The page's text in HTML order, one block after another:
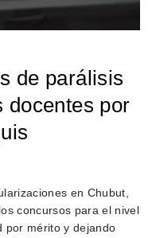
de parálisis
docentes por
en Chubut,
concursos para el nivel
por mérito y dejando